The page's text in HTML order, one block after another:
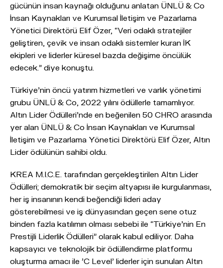
gücünün insan kaynağı olduğunu anlatan ÜNLÜ & Co
İnsan Kaynakları ve Kurumsal İletişim ve Pazarlama
Yönetici Direktörü Elif Özer, “Veri odaklı stratejiler
geliştiren, çevik ve insan odaklı sistemler kuran İK
ekipleri ve liderler küresel bazda değişime öncülük
edecek.” diye konuştu.
Türkiye’nin öncü yatırım hizmetleri ve varlık yönetimi
grubu ÜNLÜ & Co, 2022 yılını ödüllerle tamamlıyor.
Altın Lider Ödülleri’nde en beğenilen 50 CHRO arasında
yer alan ÜNLÜ & Co İnsan Kaynakları ve Kurumsal
İletişim ve Pazarlama Yönetici Direktörü Elif Özer, Altın
Lider ödülünün sahibi oldu.
KREA M.I.C.E. tarafından gerçekleştirilen Altın Lider
Ödülleri; demokratik bir seçim altyapısı ile kurgulanması,
her iş insanının kendi beğendiği lideri aday
gösterebilmesi ve iş dünyasından geçen sene otuz
binden fazla katılımın olması sebebi ile “Türkiye’nin En
Prestijli Liderlik Ödülleri” olarak kabul ediliyor. Daha
kapsayıcı ve teknolojik bir ödüllendirme platformu
oluşturma amacı ile 'C Level' liderler için sunulan Altın